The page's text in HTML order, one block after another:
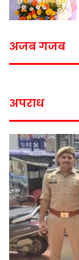
अजब गजब
अपराध